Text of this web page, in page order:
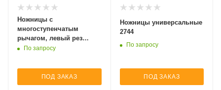
Ножницы с
многоступенчатым
рычагом, левый рез
MA311
По запросу
ПОД ЗАКАЗ
Ножницы универсальные
2744
По запросу
ПОД ЗАКАЗ